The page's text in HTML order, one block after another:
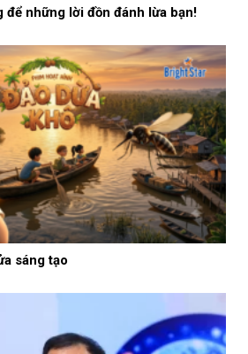
để những lời đồn đánh lừa bạn!
sáng tạo